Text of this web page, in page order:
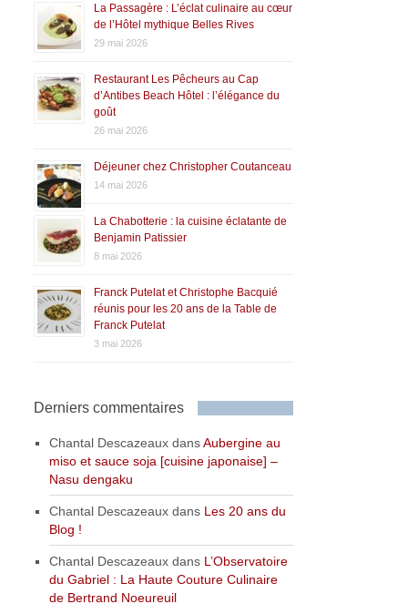
La Passagère : L’éclat culinaire au cœur
de l’Hôtel mythique Belles Rives
29 mai 2026
Restaurant Les Pêcheurs au Cap
d’Antibes Beach Hôtel : l’élégance du
goût
26 mai 2026
Déjeuner chez Christopher Coutanceau
14 mai 2026
La Chabotterie : la cuisine éclatante de
Benjamin Patissier
8 mai 2026
Franck Putelat et Christophe Bacquié
réunis pour les 20 ans de la Table de
Franck Putelat
3 mai 2026
Derniers commentaires
Chantal Descazeaux dansAubergine au
miso et sauce soja [cuisine japonaise] –
Nasu dengaku
Chantal Descazeaux dans Les 20 ans du
Blog !
Chantal Descazeaux dans L’Observatoire
du Gabriel : La Haute Couture Culinaire
de Bertrand Noeureuil